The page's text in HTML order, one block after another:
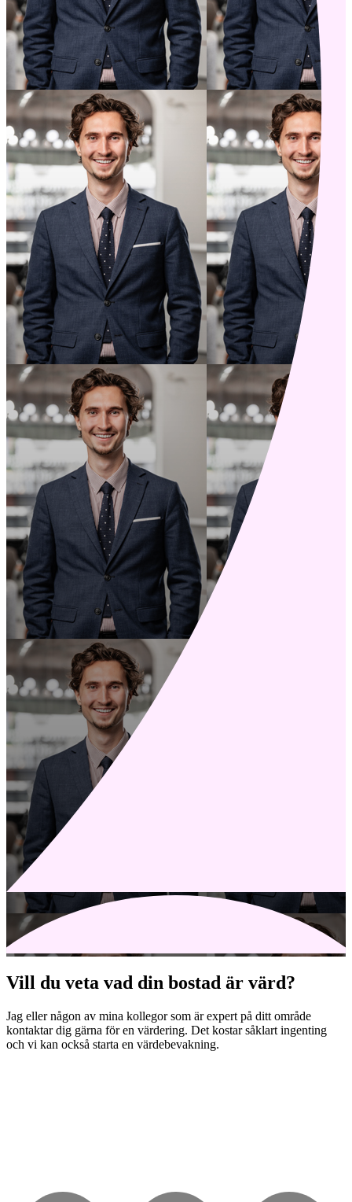
Vill du veta vad din bostad är värd?
Jag eller någon av mina kollegor som är expert på ditt område
kontaktar dig gärna för en värdering. Det kostar såklart ingenting
och vi kan också starta en värdebevakning.